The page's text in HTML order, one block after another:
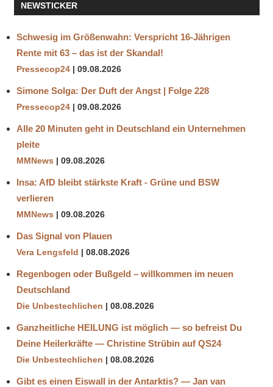
NEWSTICKER
Schwesig im Größenwahn: Verspricht 16-Jährigen
Rente mit 63 – das ist der Skandal!
Pressecop24 09.08.2026
Simone Solga: Der Duft der Angst | Folge 228
Pressecop24 09.08.2026
Alle 20 Minuten geht in Deutschland ein Unternehmen
pleite
MMNews 09.08.2026
Insa: AfD bleibt stärkste Kraft - Grüne und BSW
verlieren
MMNews 09.08.2026
Das Signal von Plauen
Vera Lengsfeld 08.08.2026
Regenbogen oder Bußgeld – willkommen im neuen
Deutschland
Die Unbestechlichen 08.08.2026
Ganzheitliche HEILUNG ist möglich — so befreist Du
Deine Heilerkräfte — Christine Strübin auf QS24
Die Unbestechlichen 08.08.2026
Gibt es einen Eiswall in der Antarktis? — Jan van